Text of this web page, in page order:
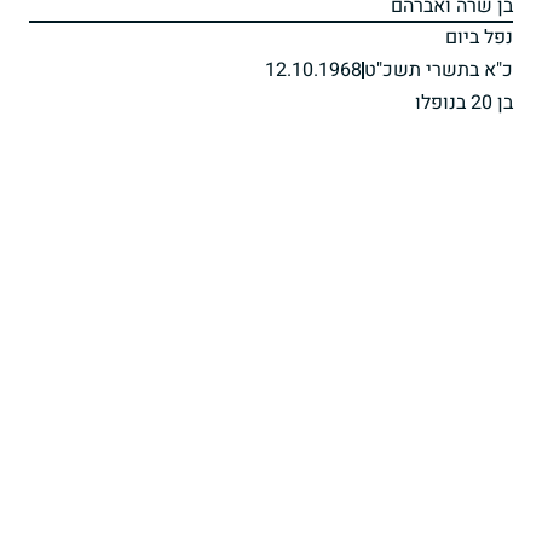
בן שרה ואברהם
נפל ביום
כ"א בתשרי תשכ"ט12.10.1968
בן 20 בנופלו